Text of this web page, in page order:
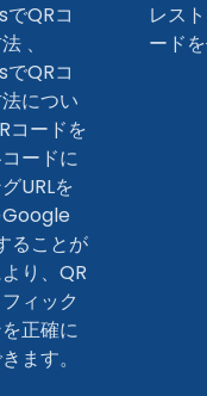
QRコ
、
QRコ
につい
コードを
ードに
URLを
Google
ることが
り、QR
ィック
正確に
ます。
レス
ード